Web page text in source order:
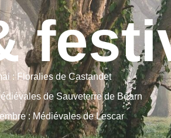
: Floralies de Castandet
de Sauveterre de Béarn
: Médiévales de Lescar